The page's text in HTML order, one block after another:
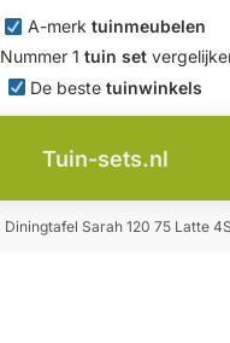
A-merk tuinmeubelen
Nummer 1 tuin set
De bestetuinwinkels
Tuin-sets.nl
Diningtafel Sarah 120 75 Latte 4SO Printed Keramiek Tafel